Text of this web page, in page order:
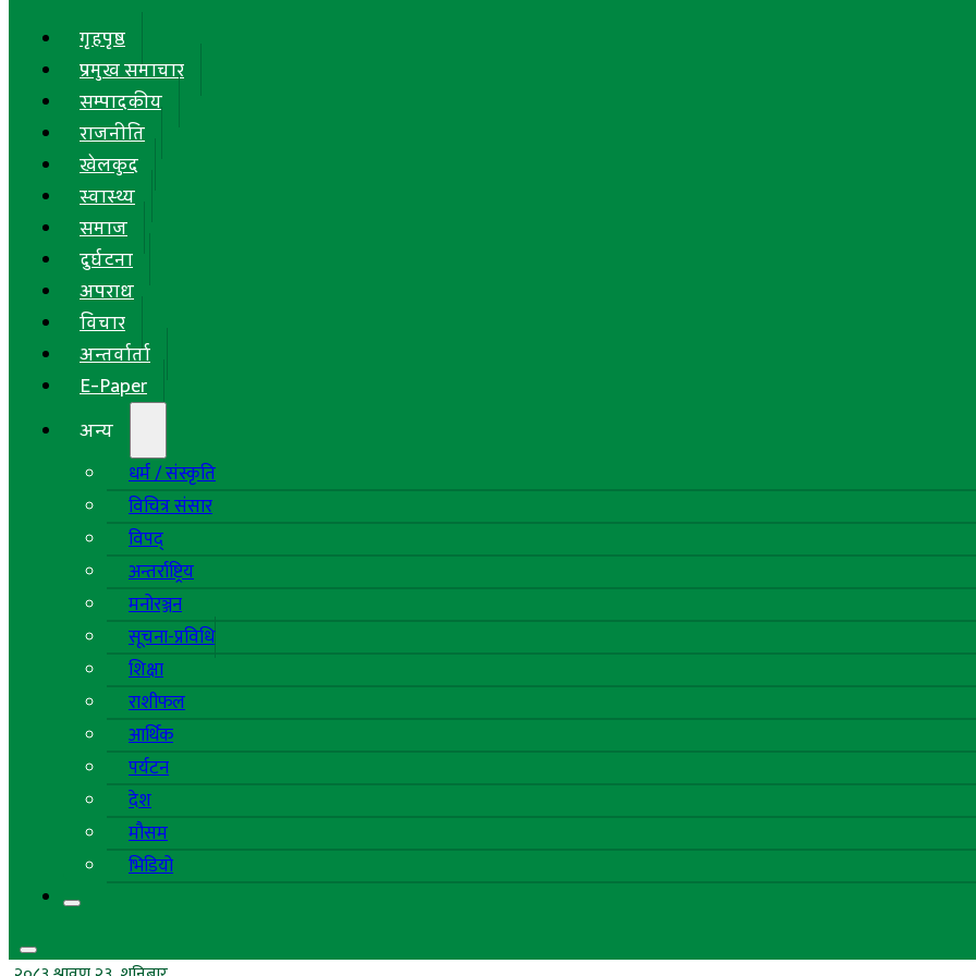
गृहपृष्ठ
प्रमुख समाचार
सम्पादकीय
राजनीति
खेलकुद
स्वास्थ्य
समाज
दुर्घटना
अपराध
विचार
अन्तर्वार्ता
E-Paper
अन्य
धर्म / संस्कृति
विचित्र संसार
विपद्
अन्तर्राष्ट्रिय
मनोरञ्जन
सूचना-प्रविधि
शिक्षा
राशीफल
आर्थिक
पर्यटन
देश
मौसम
भिडियो